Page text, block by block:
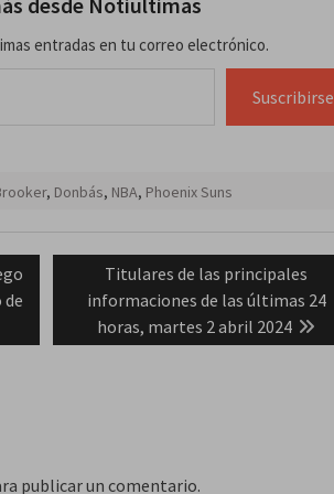
entradas en tu correo electrónico.
Suscribirse
, Donbás, NBA, Phoenix Suns
Next
post:
Titulares de las principales
informaciones de las últimas 24
horas, martes 2 abril 2024
publicar un comentario.